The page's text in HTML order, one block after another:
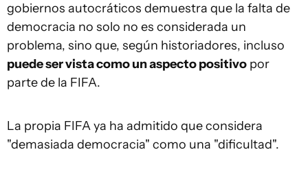
gobiernos autocráticos demuestra que la falta de
democracia no solo no es considerada un
problema, sino que, según historiadores, incluso
puede ser vista como un aspecto positivo por
parte de la FIFA.
La propia FIFA ya ha admitido que considera
"demasiada democracia" como una "dificultad".